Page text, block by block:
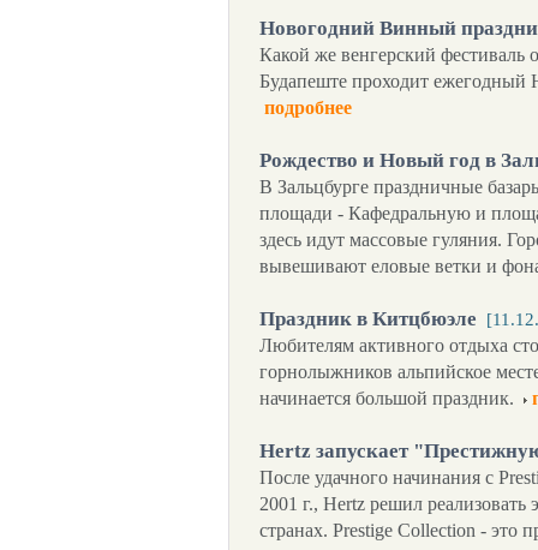
Новогодний Винный
Какой же венгерский фестиваль
Будапеште проходит
подробнее
Рождество и Новый год в
В Зальцбурге праздничные
площади - Кафедральную и
здесь идут массовые гуляния.
вывешивают еловые ветки и
Праздник в Китцбюэле
Любителям активного отдыха
горнолыжников альпийское
начинается большой праздник.
Hertz запускает
После удачного начинания с
2001 г., Hertz решил реализовать
странах. Prestige Collection - это